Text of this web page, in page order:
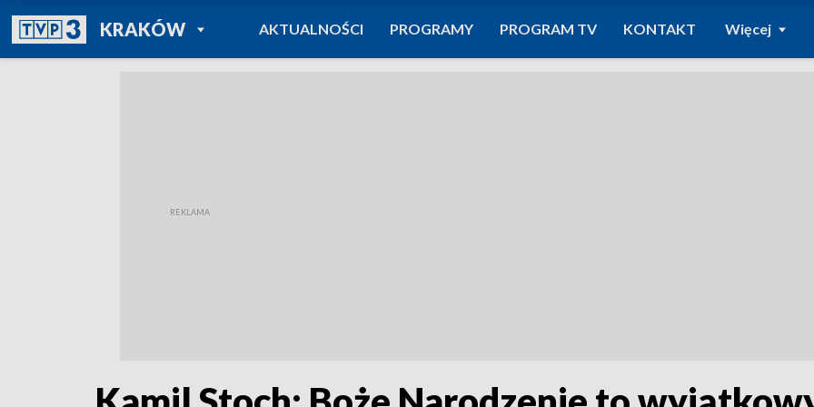
KRAKÓWPOWRÓT DO
TVP REGIONY
AKTUALNOŚCI PROGRAMY PROGRAM TV KONTAKT Więcej